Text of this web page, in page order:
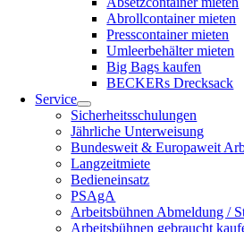
Abrollcontainer mieten
Presscontainer mieten
Umleerbehälter mieten
Big Bags kaufen
BECKERs Drecksack
Service
Sicherheitsschulungen
Jährliche Unterweisung
Bundesweit & Europaweit
Langzeitmiete
Bedieneinsatz
PSAgA
Arbeitsbühnen Abmeldung /
Arbeitsbühnen gebraucht